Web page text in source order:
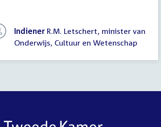
Indiener R.M. Letschert, minister van
Onderwijs, Cultuur en Wetenschap